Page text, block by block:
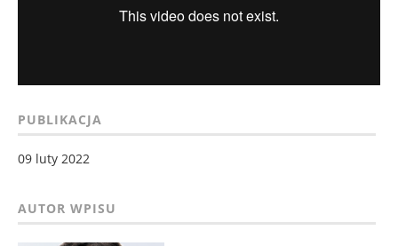
PUBLIKACJA
09 luty 2022